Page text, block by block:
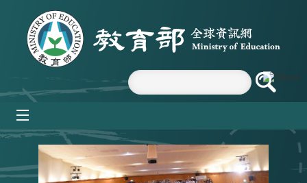
跳到主要內容區塊
:::